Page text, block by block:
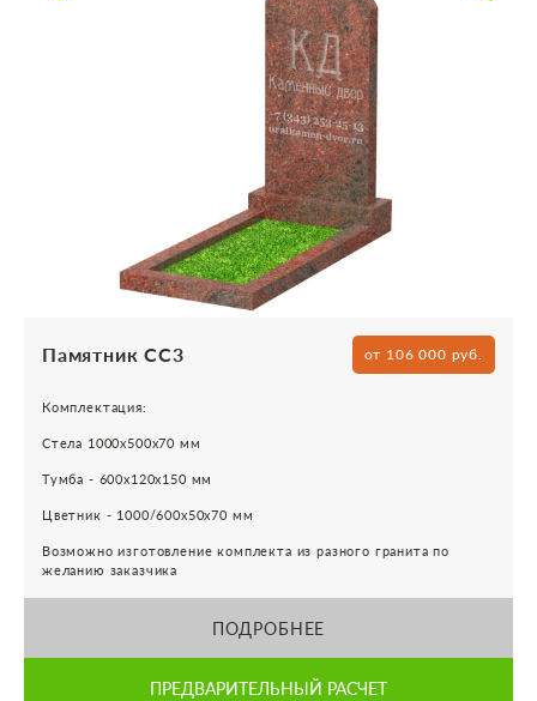
Памятник СС3 от 106 000 руб.
Комплектация:
Стела 1000х500х70 мм
Тумба - 600х120х150 мм
Цветник - 1000/600х50х70 мм
Возможно изготовление комплекта из разного гранита по
желанию заказчика
ПОДРОБНЕЕ
ПРЕДВАРИТЕЛЬНЫЙ РАСЧЕТ